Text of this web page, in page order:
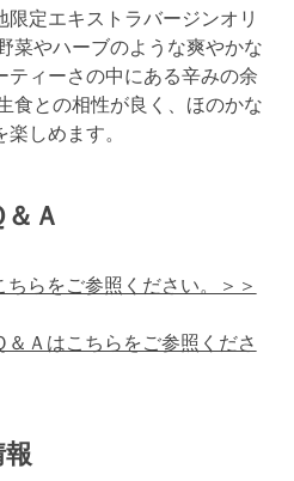
定エキストラバージンオリ
菜やハーブのような爽やかな
ティーさの中にある辛みの余
食との相性が良く、ほのかな
しめます。
Ａ
らをご参照ください。＞＞
Ａはこちらをご参照くださ